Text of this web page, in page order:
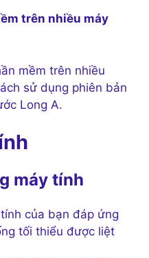
trên nhiều máy
mềm trên nhiều
sử dụng phiên bản
Long A.
máy tính
của bạn đáp ứng
tối thiểu được liệt